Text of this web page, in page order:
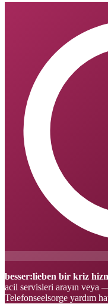
besser:lieben bir kriz
acil servisleri arayın
Telefonseelsorge yardım